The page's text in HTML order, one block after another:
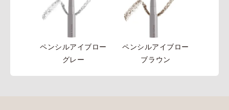
ペンシルアイブロー
グレー
ペンシルアイブロー
ブラウン